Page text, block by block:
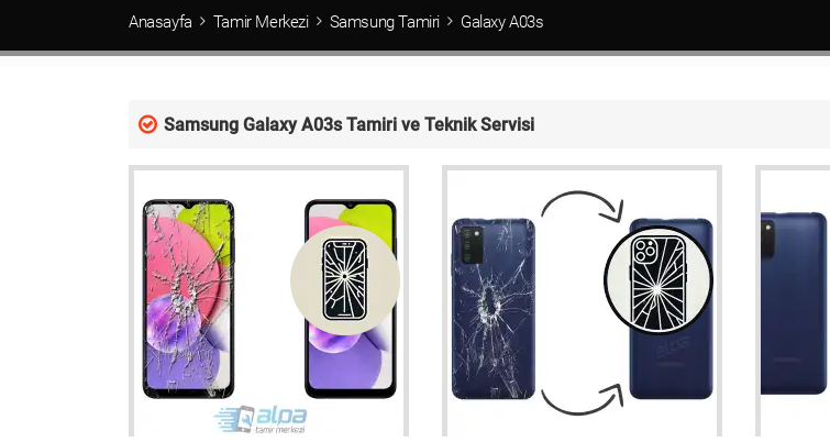
Anasayfa Tamir Merkezi Samsung Tamiri Galaxy A03s
Samsung Galaxy A03s Tamiri ve Teknik Servisi